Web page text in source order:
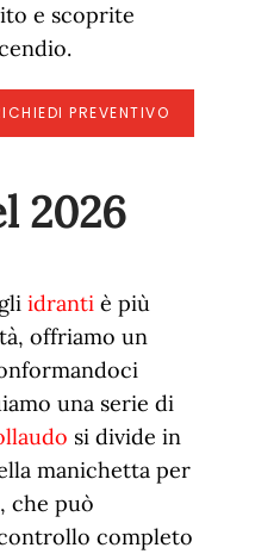
e scoprite
PREVENTIVO
2026
idranti è più
offriamo un
una serie di
si divide in
manichetta per
che può
completo